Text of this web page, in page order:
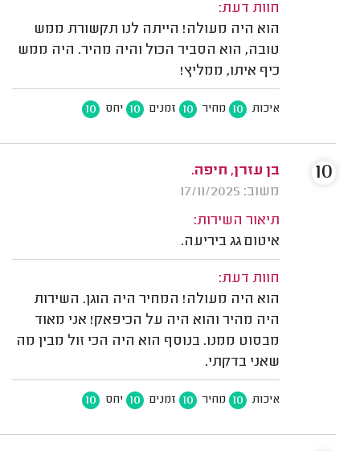
חוות דעת:
הוא היה מעולה! הייתה לנו תקשורת ממש
טובה, הוא הסביר הכול והיה מהיר. היה ממש
כיף איתו, ממליץ!
איכות 10 מחיר 10 זמנים 10 יחס 10
בן עזרן, חיפה.
משוב: 17/11/2025
תיאור השירות:
איטום גג ביריעה.
חוות דעת:
הוא היה מעולה! המחיר היה הוגן. השירות
היה מהיר והוא היה על הכיפאק! אני מאוד
מבסוט ממנו. בנוסף הוא היה הכי זול מבין מה
שאני בדקתי.
איכות 10 מחיר 10 זמנים 10 יחס 10
10